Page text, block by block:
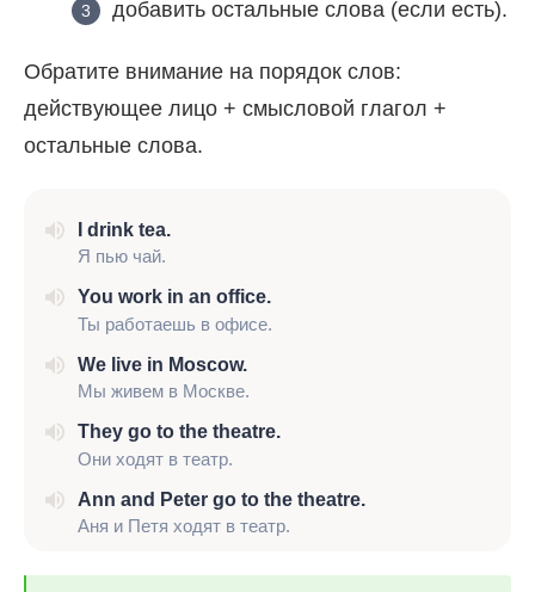
добавить остальные слова (если есть).
Обратите внимание на порядок слов:
действующее лицо + смысловой глагол +
остальные слова.
I drink tea.
Я пью чай.
You work in an office.
Ты работаешь в офисе.
We live in Moscow.
Мы живем в Москве.
They go to the theatre.
Они ходят в театр.
Ann and Peter go to the theatre.
Аня и Петя ходят в театр.